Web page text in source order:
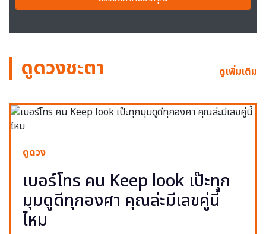
ดูดวงชะตา ดูเพิ่มเติม
ดูดวง
เบอร์โทร คน Keep look เป๊ะทุก
มุมดูดีทุกองศา คุณล่ะมีเลขคู่นี้
ไหม